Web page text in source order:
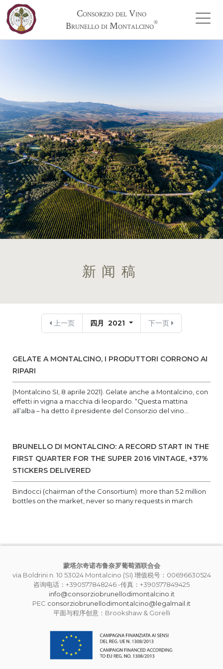
Consorzio del Vino
Brunello di Montalcino®
新闻稿
上一页 四月 2021 下一页
GELATE A MONTALCINO, I PRODUTTORI CORRONO AI
RIPARI
(Montalcino SI, 8 aprile 2021). Gelate anche a Montalcino, con
effetti in vigna a macchia di leopardo. “Questa mattina
all’alba – ha detto il presidente del Consorzio del vino...
BRUNELLO DI MONTALCINO: A RECORD START IN THE
FIRST QUARTER FOR THE SUPER 2016 VINTAGE, +37%
STICKERS DELIVERED
Bindocci (chairman of the Consortium): more than 5.2 million
bottles on the market, never so many requests in march
蒙塔尔奇诺布鲁奈罗葡萄酒联合会
via Boldrini n. 10 53024 Montalcino (SI) 增值税号：00696630524
咨询电话：+390577848246 -传真：+390577849425
info@consorziobrunellodimontalcino.it
PEC consorziobrunellodimontalcino@legalmail.it
平面与程序创意：Brookshaw & Gorelli